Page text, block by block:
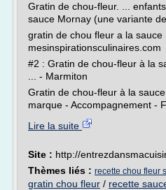
Gratin de chou-fleur. ...
sauce Mornay (une variante
gratin de chou fleur a la
mesinspirationsculinaires.com
#2 : Gratin de chou-fleur à la
... - Marmiton
Gratin de chou-fleur à la
marque - Accompagnement -
Lire la suite
Site : http://
Thèmes liés : recette chou fleur
gratin chou fleur / recette